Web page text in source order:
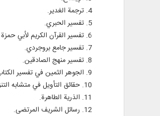
4. ترجمة الغدير.
5. تفسير الحبري.
6. تفسير القرآن الكريم لأبي حمزة الثمالي.
7. تفسير جامع بروجردي.
8. تفسير منهج الصادقين.
9. الجوهر الثمين في تفسير الكتاب المبين.
10. حقائق التأويل في متشابه التنزيل.
11. الذرية الطاهرة.
12. رسائل الشريف المرتضى.